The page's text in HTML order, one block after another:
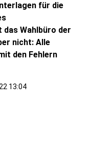
für die
Wahlbüro der
nicht: Alle
den Fehlern
13:04